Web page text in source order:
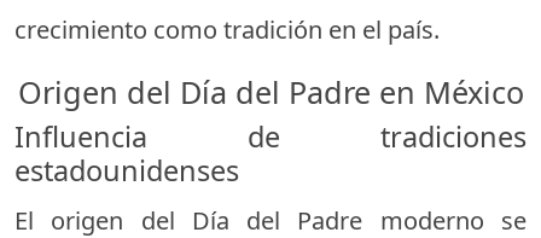
crecimiento como tradición en el país.
Origen del Día del Padre en México
Influencia de tradiciones
estadounidenses
El origen del Día del Padre moderno se